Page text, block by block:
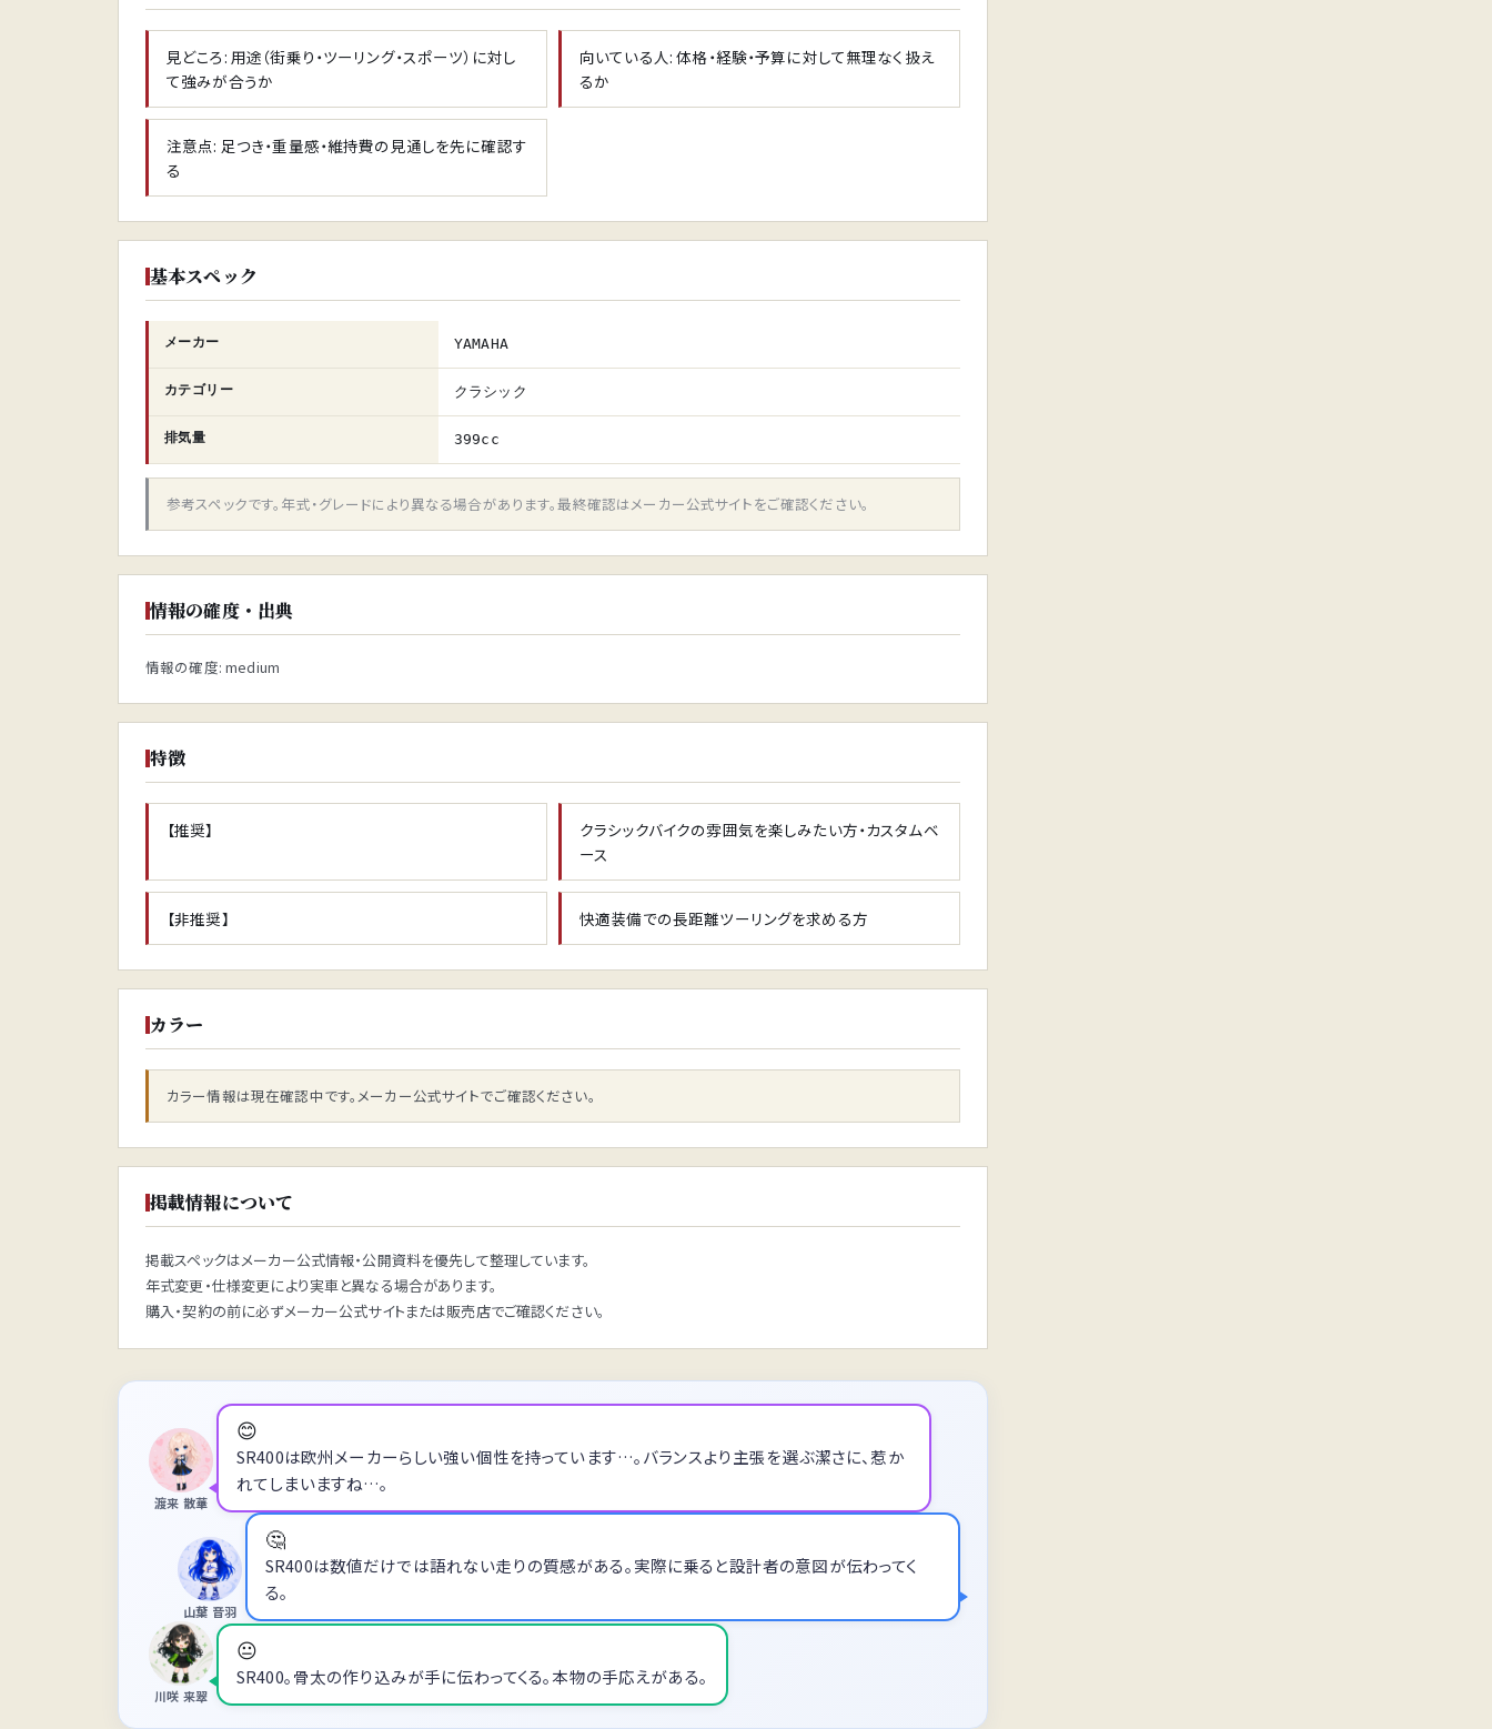
見どころ: 用途（街乗り・ツーリング・スポーツ）に対し
て強みが合うか
向いている人: 体格・経験・予算に対して無理なく扱え
るか
注意点: 足つき・重量感・維持費の見通しを先に確認す
る
基本スペック
メーカー YAMAHA
カテゴリー クラシック
排気量 399cc
参考スペックです。年式・グレードにより異なる場合があります。最終確認はメーカー公式サイトをご確認ください。
情報の確度・出典
情報の確度: medium
特徴
【推奨】
クラシックバイクの雰囲気を楽しみたい方・カスタムベ
ース
【非推奨】 快適装備での長距離ツーリングを求める方
カラー
カラー情報は現在確認中です。メーカー公式サイトでご確認ください。
掲載情報について
掲載スペックはメーカー公式情報・公開資料を優先して整理しています。
年式変更・仕様変更により実車と異なる場合があります。
購入・契約の前に必ずメーカー公式サイトまたは販売店でご確認ください。
渡来 散華
😊
SR400は欧州メーカーらしい強い個性を持っています…。バランスより主張を選ぶ潔さに、惹か
れてしまいますね…。
🤔
SR400は数値だけでは語れない走りの質感がある。実際に乗ると設計者の意図が伝わってく
る。
山葉 音羽
川咲 来翠
😐
SR400。骨太の作り込みが手に伝わってくる。本物の手応えがある。